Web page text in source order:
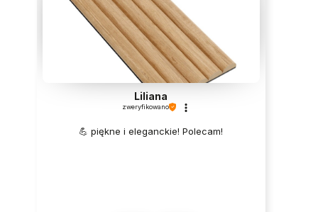
Liliana
zweryfikowano
💪 piękne i eleganckie! Polecam!